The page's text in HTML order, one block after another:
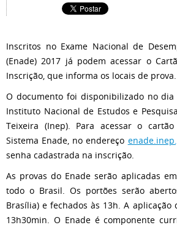
Inscritos no Exame Nacional de
(Enade) 2017 já podem acessar o
Inscrição, que informa os locais de prova.
O documento foi disponibilizado no
Instituto Nacional de Estudos e
Teixeira (Inep). Para acessar o
Sistema Enade, no endereço
senha cadastrada na inscrição.
As provas do Enade serão aplicadas
todo o Brasil. Os portões serão
Brasília) e fechados às 13h. A
13h30min. O Enade é componente